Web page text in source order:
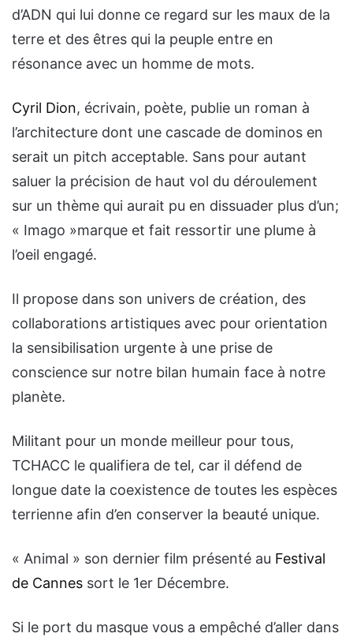
d’ADN qui lui donne ce regard sur les maux de la
terre et des êtres qui la peuple entre en
résonance avec un homme de mots.
Cyril Dion, écrivain, poète, publie un roman à
l’architecture dont une cascade de dominos en
serait un pitch acceptable. Sans pour autant
saluer la précision de haut vol du déroulement
sur un thème qui aurait pu en dissuader plus d’un;
« Imago »marque et fait ressortir une plume à
l’oeil engagé.
Il propose dans son univers de création, des
collaborations artistiques avec pour orientation
la sensibilisation urgente à une prise de
conscience sur notre bilan humain face à notre
planète.
Militant pour un monde meilleur pour tous,
TCHACC le qualifiera de tel, car il défend de
longue date la coexistence de toutes les espèces
terrienne afin d’en conserver la beauté unique.
« Animal » son dernier film présenté au Festival
de Cannes sort le 1er Décembre.
Si le port du masque vous a empêché d’aller dans